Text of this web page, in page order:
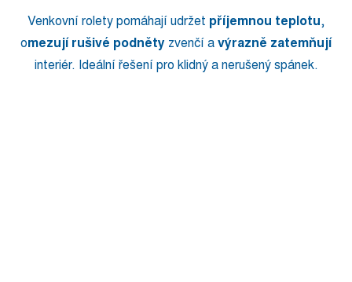
Venkovní rolety pomáhají udržet příjemnou teplotu,
omezují rušivé podněty zvenčí avýrazně zatemňují
interiér. Ideální řešení pro klidný a nerušený spánek.